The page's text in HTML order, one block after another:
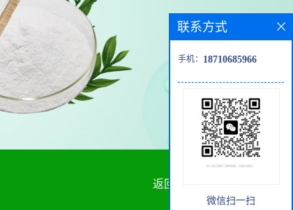
返回首页
联系方式
手机： 18710685966
微信扫一扫